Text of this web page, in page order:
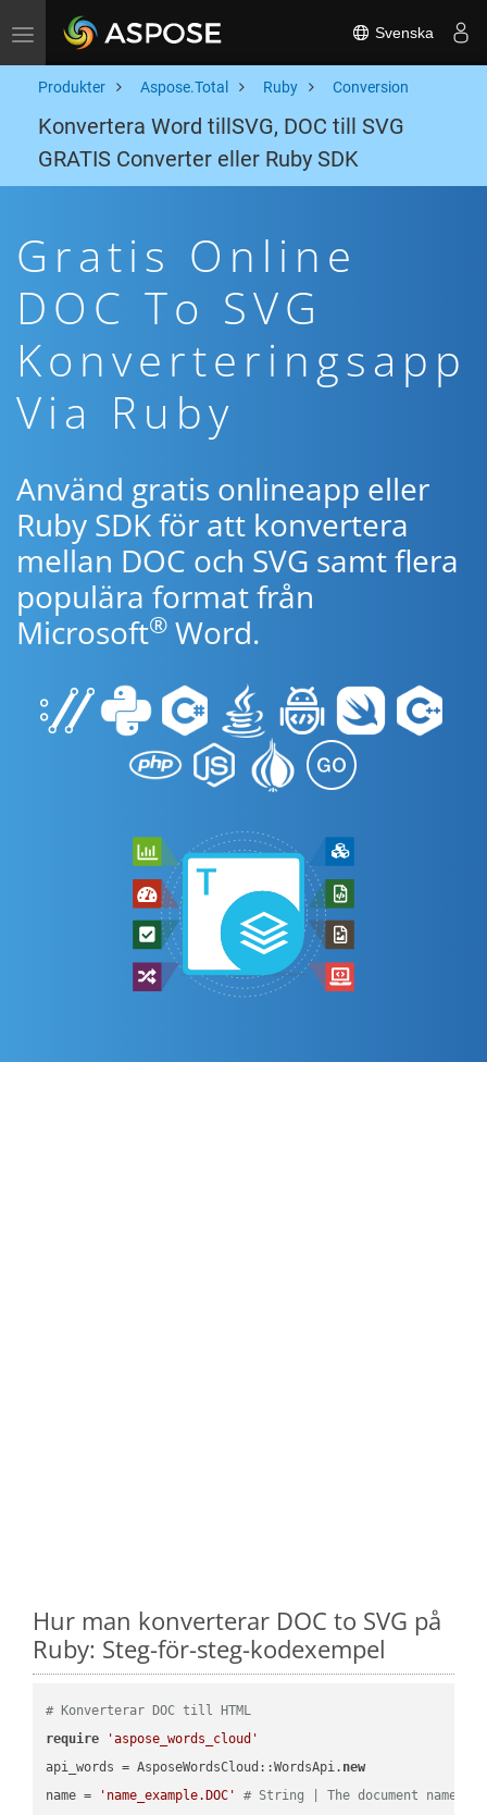
Toggle navigation Svenska
Produkter Aspose.Total Ruby Conversion
Konvertera Word tillSVG, DOC till SVG
GRATIS Converter eller Ruby SDK
Gratis Online
DOC To SVG
Konverteringsapp
Via Ruby
Använd gratis onlineapp eller
Ruby SDK för att konvertera
mellan DOC och SVG samt flera
populära format från
Microsoft® Word.
Hur man konverterar DOC to SVG på
Ruby: Steg-för-steg-kodexempel
# Konverterar DOC till HTML
require
'aspose_words_cloud'
api_words = AsposeWordsCloud::WordsApi. new
name =
'name_example.DOC' # String | The document name.